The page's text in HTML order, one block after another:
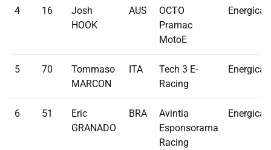
4 16
Josh
HOOK
AUS
OCTO
Pramac
MotoE
Energica
5 70
Tommaso
MARCON
ITA
Tech 3 E-
Racing
Energica
6 51
Eric
GRANADO
BRA
Avintia
Esponsorama
Racing
Energica